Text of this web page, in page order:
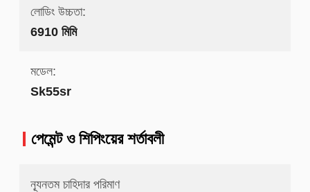
লোডিং উচ্চতা:
6910 মিমি
মডেল:
Sk55sr
পেমেন্ট ও শিপিংয়ের শর্তাবলী
ন্যূনতম চাহিদার পরিমাণ